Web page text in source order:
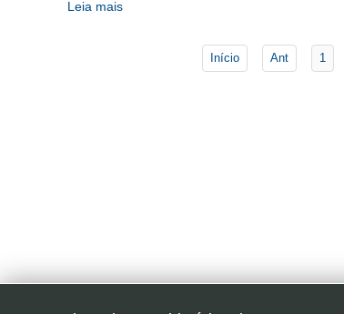
Leia mais
Início Ant 1